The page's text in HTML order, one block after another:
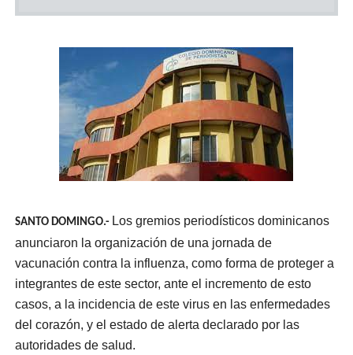
SANTO DOMINGO.- Los gremios periodísticos dominicanos
anunciaron la organización de una jornada de
vacunación contra la influenza, como forma de proteger a
integrantes de este sector, ante el incremento de esto
casos, a la incidencia de este virus en las enfermedades
del corazón, y el estado de alerta declarado por las
autoridades de salud.